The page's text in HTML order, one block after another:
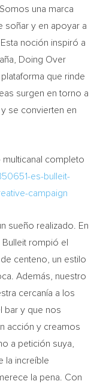
una marca
soñar y en apoyar a
noción inspiró a
Doing Over
que rinde
surgen en torno a
se convierten en
multicanal completo
es-bulleit-
campaign
sueño realizado. En
rompió el
centeno, un estilo
Además, nuestro
cercanía a los
bar y que nos
acción y creamos
a petición suya,
la increíble
la pena. Con